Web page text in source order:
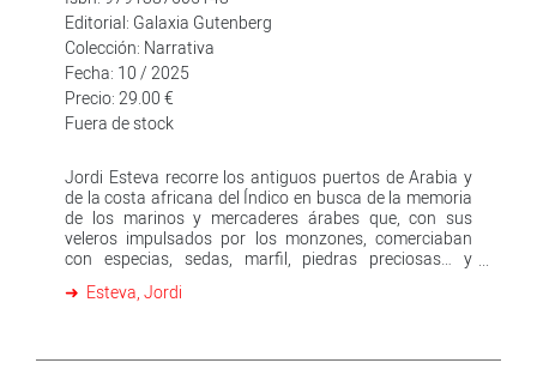
dirigido la película Retorno al país de las almas, acerca
de las ceremonias de trance y los rituales de posesión
animistas de los akán en Costa de Marfil. ISBN: 978-84-
942276-9-1
Editorial: Galaxia Gutenberg
Colección: Narrativa
Fecha: 10 / 2025
Precio: 29.00 €
Fuera de stock
Jordi Esteva recorre los antiguos puertos de Arabia y
de la costa africana del Índico en busca de la memoria
de los marinos y mercaderes árabes que, con sus
veleros impulsados por los monzones, comerciaban
con especias, sedas, marfil, piedras preciosas… y
variado desde los tiempos de Simbad. A la manera de
los veleros árabes, a gozar de la hospitalidad de
Esteva, Jordi